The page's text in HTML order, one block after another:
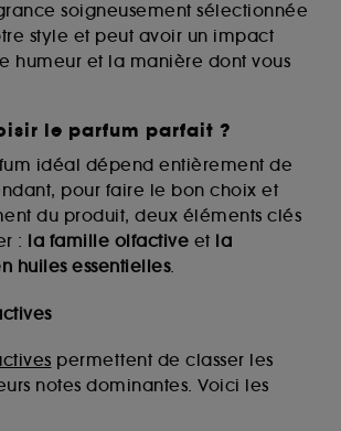
soigneusement sélectionnée
style et peut avoir un impact
humeur et la manière dont vous
le parfum parfait ?
idéal dépend entièrement de
pour faire le bon choix et
du produit, deux éléments clés
: la famille olfactive et la
huiles essentielles.
permettent de classer les
notes dominantes. Voici les
de votre prochaine visite sur le site
à nouveau votre identifiant et mot de
cookies techniques, le dépôt et la
traceurs requiert votre accord. Vous
vos choix concernant le dépôt
grâce au bouton "personnaliser mes
ou décider de "tout accepter".
associer les informations de
par ces Cookies, pour les
lors de votre activité en ligne
sans accepter". Voous pouvez à tout
de retirer votrte consentement. Si vous
plus d'information sur les cookies